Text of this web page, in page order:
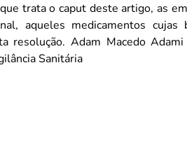
aqueles medicamentos cujas
Bioquímico
Vigilância Sanitária